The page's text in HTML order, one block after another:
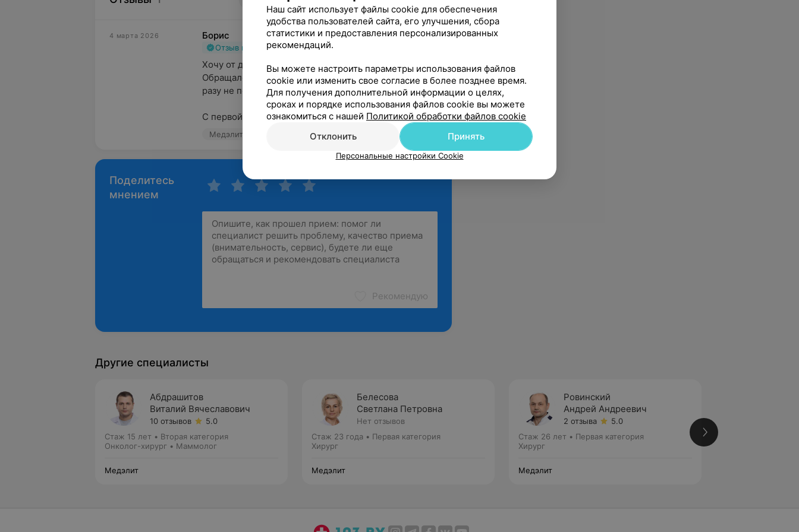
4 марта 2026 Борис
Отзыв подтвержден Рекомендую
Хочу от души поблагодарить Дарью Валерьевну!
Обращался к ней по поводу удаления родинок, и ни
разу не пожалел.
С первой...
Медэлит, ул. Большая Троицкая, 40А
Поделитесь
мнением
Рекомендую
Другие специалисты
Абдрашитов
Виталий Вячеславович
10 отзывов
5.0
Стаж 15 лет • Вторая категория
Онколог-хирург • Маммолог
Медэлит
Белесова
Светлана Петровна
Нет отзывов
Стаж 23 года • Первая категория
Хирург
Медэлит
Ровинский
Андрей Андреевич
2 отзыва
5.0
Стаж 26 лет • Первая категория
Хирург
Медэлит
Наш сайт использует файлы cookie для обеспечения
удобства пользователей сайта, его улучшения, сбора
статистики и предоставления персонализированных
рекомендаций.
Вы можете настроить параметры использования файлов
cookie или изменить свое согласие в более позднее время.
Для получения дополнительной информации о целях,
сроках и порядке использования файлов cookie вы можете
ознакомиться с нашей Политикой обработки файлов cookie
Отклонить
Принять
Персональные настройки Cookie